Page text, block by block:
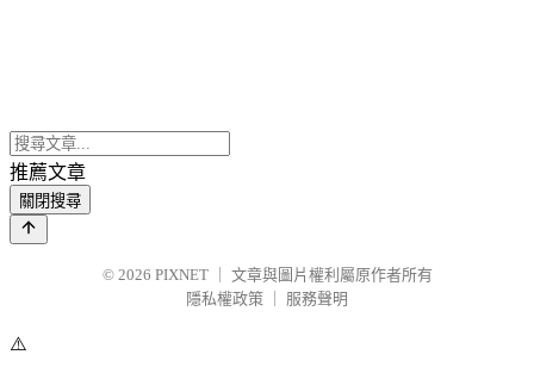
推薦文章
關閉搜尋
© 2026 PIXNET
文章與圖片權利屬原作者所有
隱私權政策
服務聲明
⚠️